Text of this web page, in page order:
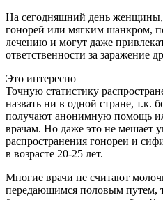
На сегодняшний день
гонорей или мягким шанкром,
лечению и могут даже
ответственности за заражение
Это интересно
Точную статистику
назвать ни в одной стране, т.к.
получают анонимную помощь
врачам. Но даже это не мешает
распространения гонореи и
в возрасте 20-25 лет.
Многие врачи не считают
передающимся половым путем,